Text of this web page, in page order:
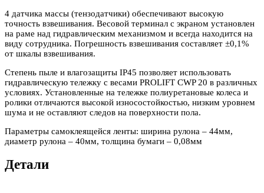
4 датчика массы (тензодатчики) обеспечивают высокую
точность взвешивания. Весовой терминал с экраном установлен
на раме над гидравлическим механизмом и всегда находится на
виду сотрудника. Погрешность взвешивания составляет ±0,1%
от шкалы взвешивания.
Степень пыле и влагозащиты IP45 позволяет использовать
гидравлическую тележку с весами PROLIFT CWP 20 в различных
условиях. Установленные на тележке полиуретановые колеса и
ролики отличаются высокой износостойкостью, низким уровнем
шума и не оставляют следов на поверхности пола.
Параметры самоклеящейся ленты: ширина рулона – 44мм,
диаметр рулона – 40мм, толщина бумаги – 0,08мм
Детали